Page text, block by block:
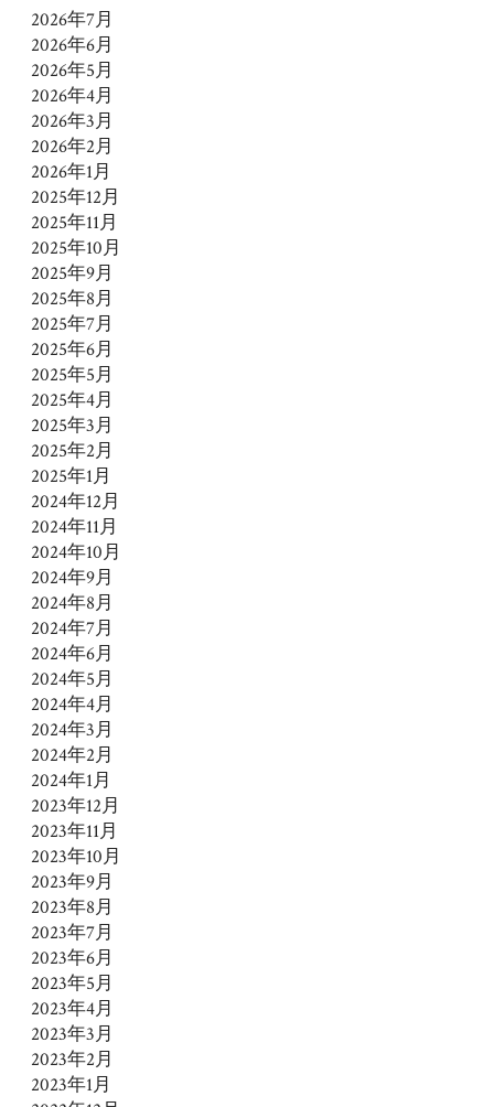
2026年7月
2026年6月
2026年5月
2026年4月
2026年3月
2026年2月
2026年1月
2025年12月
2025年11月
2025年10月
2025年9月
2025年8月
2025年7月
2025年6月
2025年5月
2025年4月
2025年3月
2025年2月
2025年1月
2024年12月
2024年11月
2024年10月
2024年9月
2024年8月
2024年7月
2024年6月
2024年5月
2024年4月
2024年3月
2024年2月
2024年1月
2023年12月
2023年11月
2023年10月
2023年9月
2023年8月
2023年7月
2023年6月
2023年5月
2023年4月
2023年3月
2023年2月
2023年1月